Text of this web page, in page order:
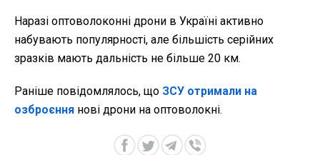
Наразі оптоволоконні дрони в Україні активно
набувають популярності, але більшість серійних
зразків мають дальність не більше 20 км.
Раніше повідомлялось, що ЗСУ отримали на
озброєння нові дрони на оптоволокні.